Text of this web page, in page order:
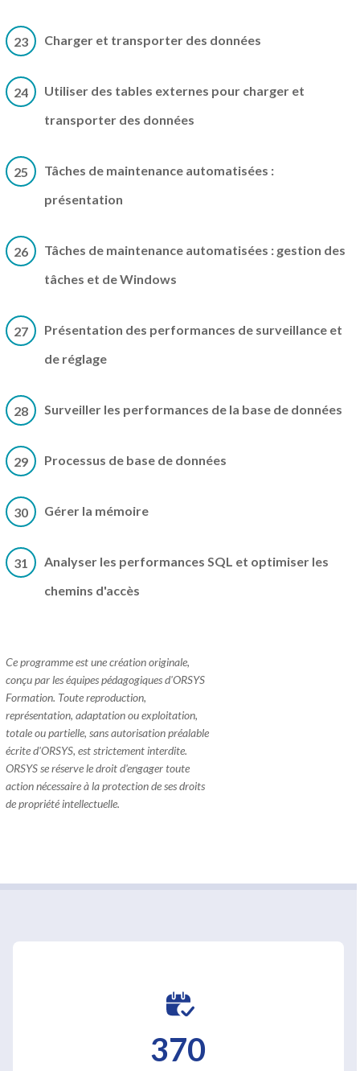
23 Charger et transporter des données
24
Utiliser des tables externes pour charger et
transporter des données
25
Tâches de maintenance automatisées :
présentation
26
Tâches de maintenance automatisées : gestion des
tâches et de Windows
27
Présentation des performances de surveillance et
de réglage
28 Surveiller les performances de la base de données
29 Processus de base de données
30 Gérer la mémoire
31
Analyser les performances SQL et optimiser les
chemins d'accès
Ce programme est une création originale,
conçu par les équipes pédagogiques d'ORSYS
Formation. Toute reproduction,
représentation, adaptation ou exploitation,
totale ou partielle, sans autorisation préalable
écrite d'ORSYS, est strictement interdite.
ORSYS se réserve le droit d'engager toute
action nécessaire à la protection de ses droits
de propriété intellectuelle.
370